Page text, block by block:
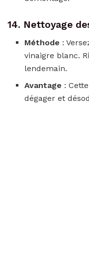
14. Nettoyage
Méthode :
vinaigre blanc.
lendemain.
Avantage :
dégager et